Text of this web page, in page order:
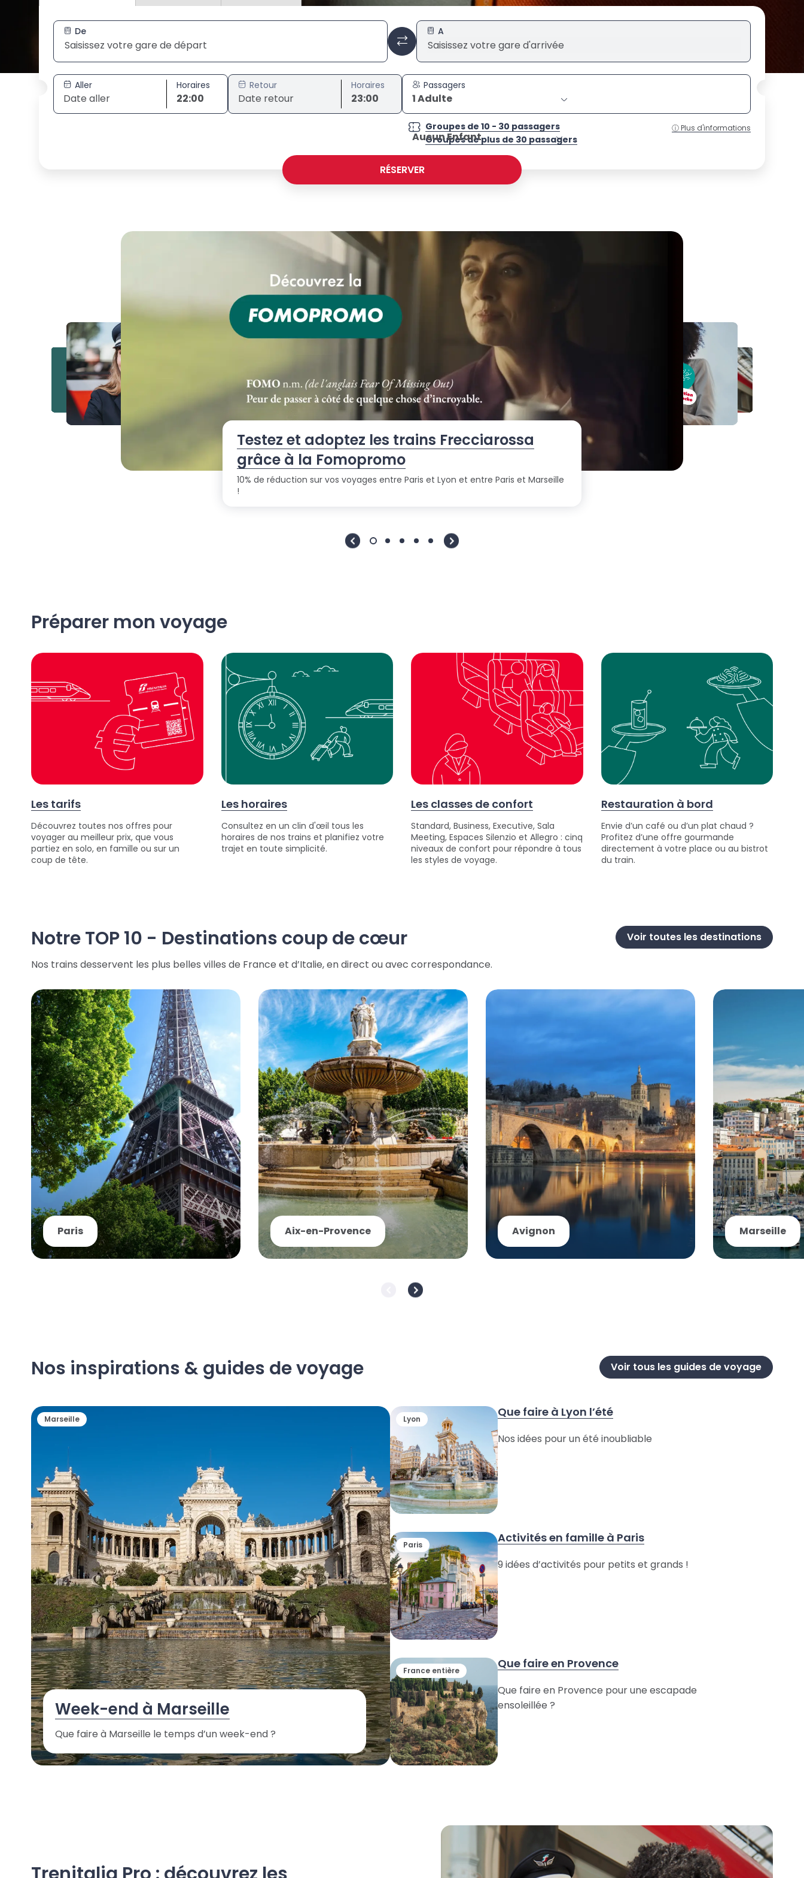
De A
Aller Horaires
22:00
Retour Horaires
23:00
Passagers
1 Adulte
Aucun Enfant
ⓘ Plus d'informations
Groupes de 10 - 30 passagers
Groupes de plus de 30 passagers
RÉSERVER
Testez et adoptez les trains Frecciarossa
grâce à la Fomopromo
10% de réduction sur vos voyages entre Paris et Lyon et entre Paris et Marseille
!
Préparer mon voyage
Les tarifs
Découvrez toutes nos offres pour
voyager au meilleur prix, que vous
partiez en solo, en famille ou sur un
coup de tête.
Les horaires
Consultez en un clin d'œil tous les
horaires de nos trains et planifiez votre
trajet en toute simplicité.
Les classes de confort
Standard, Business, Executive, Sala
Meeting, Espaces Silenzio et Allegro : cinq
niveaux de confort pour répondre à tous
les styles de voyage.
Restauration à bord
Envie d’un café ou d’un plat chaud ?
Profitez d’une offre gourmande
directement à votre place ou au bistrot
du train.
Notre TOP 10 - Destinations coup de cœur
Nos trains desservent les plus belles villes de France et d’Italie, en direct ou avec correspondance.
Voir toutes les destinations
Paris Aix-en-Provence Avignon Marseille
Nos inspirations & guides de voyage Voir tous les guides de voyage
Marseille
Week-end à Marseille
Que faire à Marseille le temps d’un week-end ?
Lyon Que faire à Lyon l’été
Nos idées pour un été inoubliable
Paris Activités en famille à Paris
9 idées d’activités pour petits et grands !
France entière Que faire en Provence
Que faire en Provence pour une escapade
ensoleillée ?
alentours !